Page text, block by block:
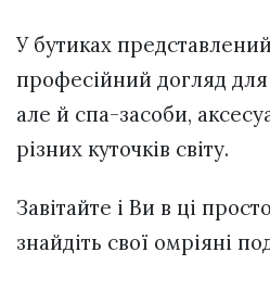
У бутиках
професійний догляд для
але й спа-засоби,
різних куточків світу.
Завітайте і Ви в ці
знайдіть свої омріяні